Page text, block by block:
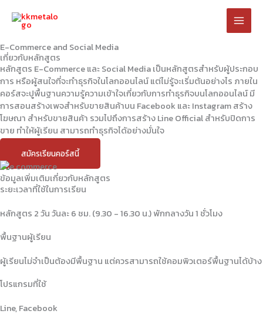
content
E-Commerce and Social Media
เกี่ยวกับหลักสูตร
หลักสูตร E-Commerce และ Social Media เป็นหลักสูตรสำหรับผู้ประกอบ
การ หรือผู้สนใจที่จะทำธุรกิจในโลกออนไลน์ แต่ไม่รู้จะเริ่มต้นอย่างไร ภายใน
คอร์สจะปูพื้นฐานความรู้ความเข้าใจเกี่ยวกับการทำธุรกิจบนโลกออนไลน์ มี
การสอนสร้างเพจสำหรับขายสินค้าบน Facebook และ Instagram สร้าง
โฆษณา สำหรับขายสินค้า รวมไปถึงการสร้าง Line Official สำหรับปิดการ
ขาย ทำให้ผู้เรียน สามารถทำธุรกิจได้อย่างมั่นใจ
สมัครเรียนคอร์สนี้
ข้อมูลเพิ่มเติมเกี่ยวกับหลักสูตร
ระยะเวลาที่ใช้ในการเรียน
หลักสูตร 2 วัน วันละ 6 ชม. (9.30 - 16.30 น.) พักกลางวัน 1 ชั่วโมง
พื้นฐานผู้เรียน
ผู้เรียนไม่จำเป็นต้องมีพื้นฐาน แต่ควรสามารถใช้คอมพิวเตอร์พื้นฐานได้บ้าง
โปรแกรมที่ใช้
Line, Facebook